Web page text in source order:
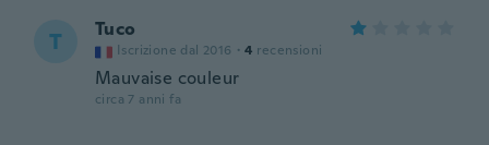
T Tuco
Iscrizione dal 2016 · 4 recensioni
Mauvaise couleur
circa 7 anni fa